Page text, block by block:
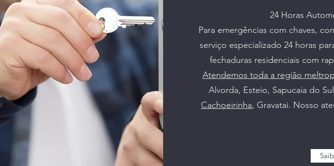
24 Horas
Para emergências com chaves,
serviço especializado 24 horas
fechaduras residenciais com
Atendemos toda a região
Alvorda, Esteio, Sapucaia do
Cachoeirinha, Gravatai. Nosso